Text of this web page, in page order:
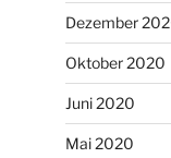
Dezember
Oktober 2020
Juni 2020
Mai 2020